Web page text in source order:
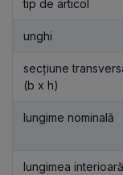
tip de articol
unghi
secțiune
(b x h)
lungime nominală
lungimea interioară